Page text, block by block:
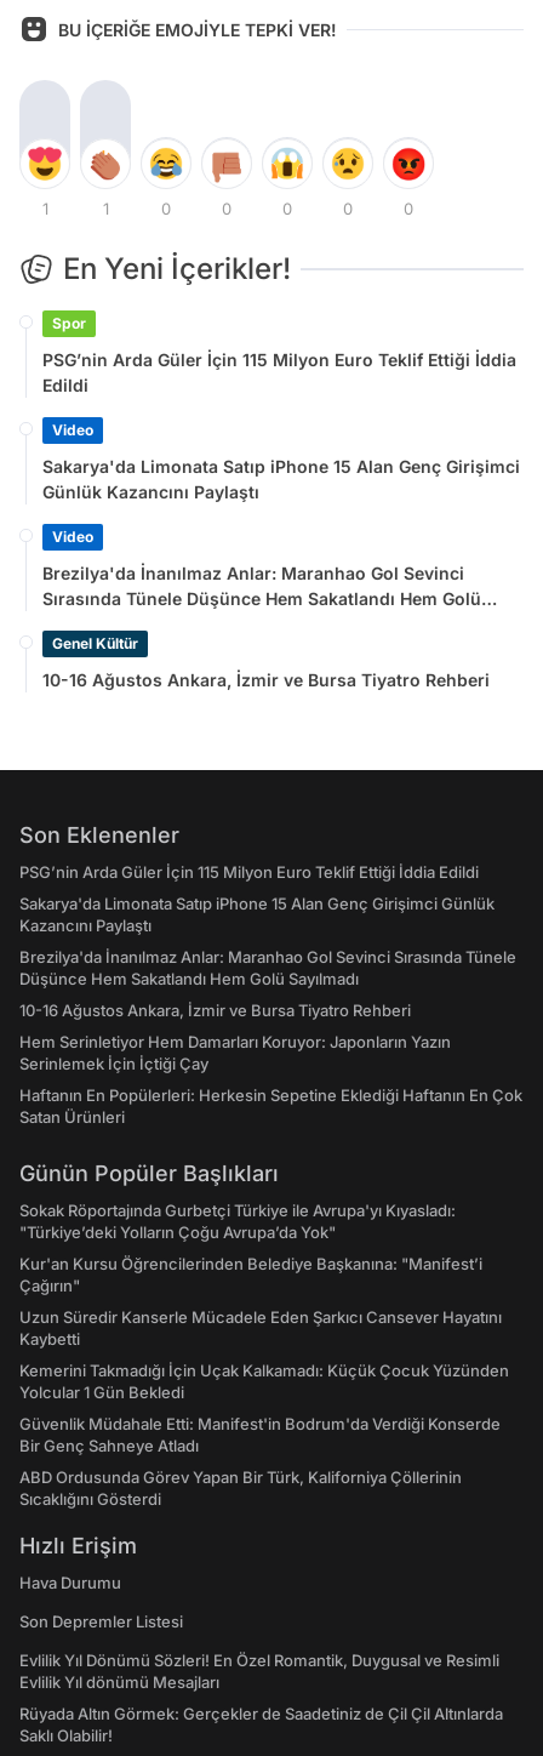
BU İÇERİĞE EMOJİYLE TEPKİ VER!
1 1 0 0 0 0 0
En Yeni İçerikler!
Spor
PSG’nin Arda Güler İçin 115 Milyon Euro Teklif Ettiği İddia
Edildi
Video
Sakarya'da Limonata Satıp iPhone 15 Alan Genç Girişimci
Günlük Kazancını Paylaştı
Video
Brezilya'da İnanılmaz Anlar: Maranhao Gol Sevinci
Sırasında Tünele Düşünce Hem Sakatlandı Hem Golü
Genel Kültür
10-16 Ağustos Ankara, İzmir ve Bursa Tiyatro Rehberi
Son Eklenenler
PSG’nin Arda Güler İçin 115 Milyon Euro Teklif Ettiği İddia Edildi
Sakarya'da Limonata Satıp iPhone 15 Alan Genç Girişimci Günlük
Kazancını Paylaştı
Brezilya'da İnanılmaz Anlar: Maranhao Gol Sevinci Sırasında Tünele
Düşünce Hem Sakatlandı Hem Golü Sayılmadı
10-16 Ağustos Ankara, İzmir ve Bursa Tiyatro Rehberi
Hem Serinletiyor Hem Damarları Koruyor: Japonların Yazın
Serinlemek İçin İçtiği Çay
Haftanın En Popülerleri: Herkesin Sepetine Eklediği Haftanın En Çok
Satan Ürünleri
Günün Popüler Başlıkları
Sokak Röportajında Gurbetçi Türkiye ile Avrupa'yı Kıyasladı:
"Türkiye’deki Yolların Çoğu Avrupa’da Yok"
Kur'an Kursu Öğrencilerinden Belediye Başkanına: "Manifest’i
Çağırın"
Uzun Süredir Kanserle Mücadele Eden Şarkıcı Cansever Hayatını
Kaybetti
Kemerini Takmadığı İçin Uçak Kalkamadı: Küçük Çocuk Yüzünden
Yolcular 1 Gün Bekledi
Güvenlik Müdahale Etti: Manifest'in Bodrum'da Verdiği Konserde
Bir Genç Sahneye Atladı
ABD Ordusunda Görev Yapan Bir Türk, Kaliforniya Çöllerinin
Sıcaklığını Gösterdi
Hızlı Erişim
Hava Durumu
Son Depremler Listesi
Evlilik Yıl Dönümü Sözleri! En Özel Romantik, Duygusal ve Resimli
Evlilik Yıl dönümü Mesajları
Rüyada Altın Görmek: Gerçekler de Saadetiniz de Çil Çil Altınlarda
Saklı Olabilir!